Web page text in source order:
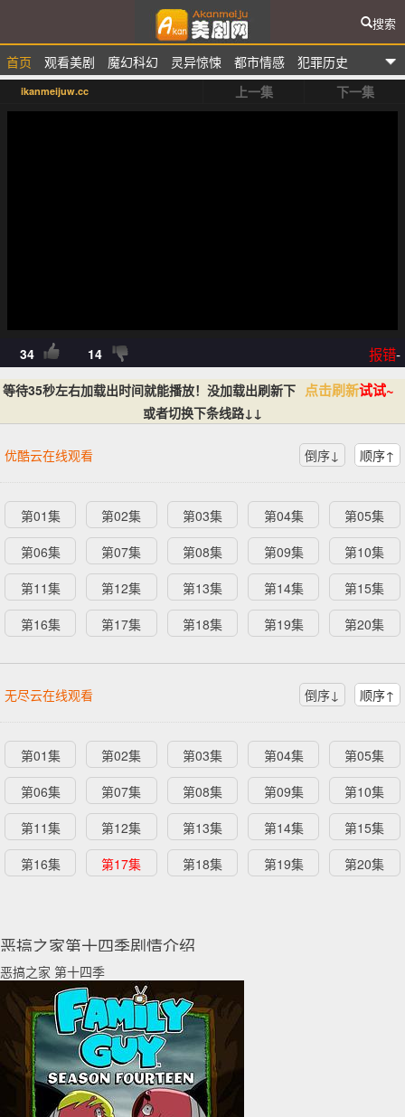
爱看美剧网
首页 观看美剧 魔幻科幻 灵异惊悚 都市情感
犯罪历史
排行榜
搜索
ikanmeijuw.cc 上一集 下一集
34 14 报错-
等待35秒左右加载出时间就能播放！没加载出刷新下 点击刷新试试~
或者切换下条线路↓↓
优酷云在线观看 倒序↓ 顺序↑
第01集 第02集 第03集 第04集
第05集
第06集
第07集 第08集 第09集
第10集
第11集
第12集 第13集 第14集
第15集
第16集
第17集 第18集 第19集 第20集
无尽云在线观看 倒序↓ 顺序↑
第01集 第02集 第03集 第04集
第05集
第06集
第07集 第08集 第09集
第10集
第11集
第12集 第13集 第14集
第15集
第16集
第17集 第18集 第19集 第20集
恶搞之家第十四季剧情介绍
恶搞之家 第十四季